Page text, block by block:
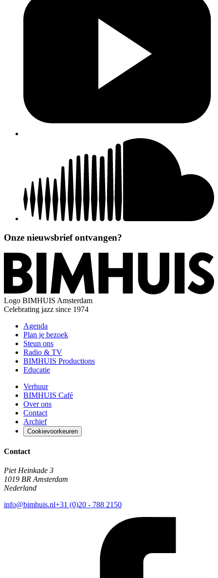
Onze nieuwsbrief ontvangen?
Logo BIMHUIS Amsterdam
Celebrating jazz since 1974
Agenda
Plan je bezoek
Steun ons
Radio & TV
BIMHUIS Productions
Educatie
Verhuur
BIMHUIS Café
Over ons
Contact
Archief
Cookievoorkeuren
Contact
Piet Heinkade 3
1019 BR Amsterdam
Nederland
info@bimhuis.nl+31 (0)20 - 788 2150